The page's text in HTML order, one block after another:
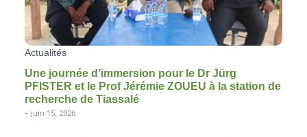
Actualités
Une journée d’immersion pour le Dr Jürg
PFISTER et le Prof Jérémie ZOUEU à la station de
recherche de Tiassalé
- juin 15, 2026